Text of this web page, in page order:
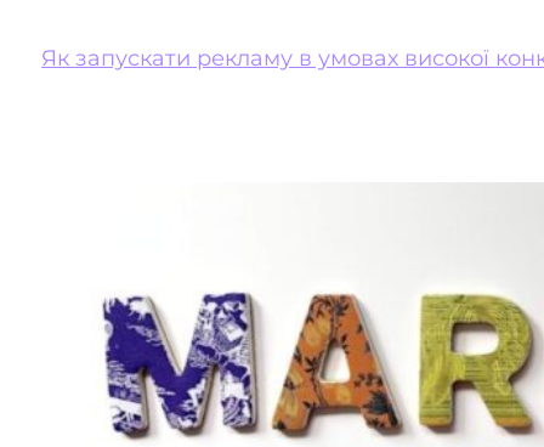
Як запускати рекламу в умовах високої